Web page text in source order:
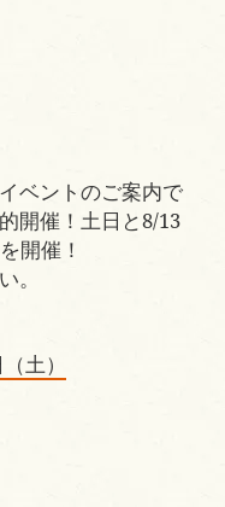
ベントのご案内で
開催！土日と8/13
開催！
。
土）